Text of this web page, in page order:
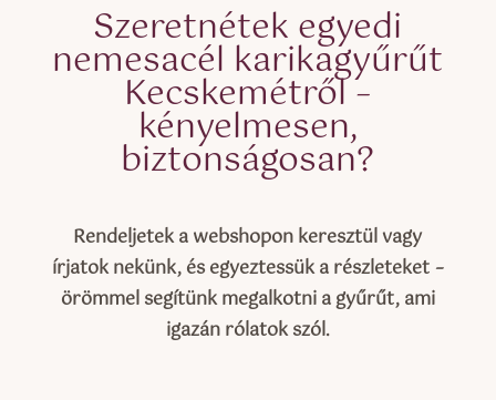
Szeretnétek egyedi
nemesacél karikagyűrűt
Kecskemétről –
kényelmesen,
biztonságosan?
Rendeljetek a webshopon keresztül vagy
írjatok nekünk, és egyeztessük a részleteket –
örömmel segítünk megalkotni a gyűrűt, ami
igazán rólatok szól.